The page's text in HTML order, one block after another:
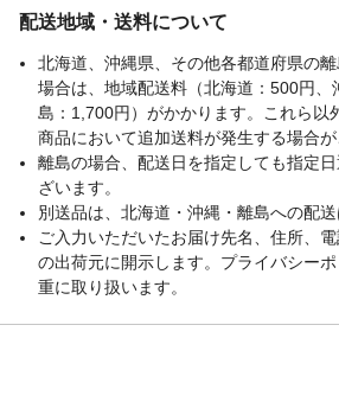
配送地域・送料について
北海道、沖縄県、その他各都道府県の
場合は、地域配送料（北海道：500円、
島：1,700円）がかかります。これら以
商品において追加送料が発生する場合が
離島の場合、配送日を指定しても指定
ざいます。
別送品は、北海道・沖縄・離島への配送
ご入力いただいたお届け先名、住所、
の出荷元に開示します。プライバシー
重に取り扱います。